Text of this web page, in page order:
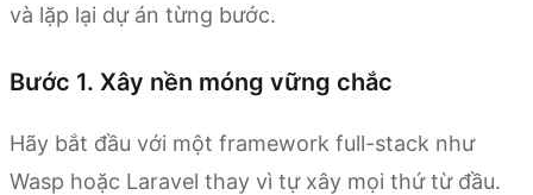
và lặp lại dự án từng bước.
Bước 1. Xây nền móng vững chắc
Hãy bắt đầu với một framework full-stack như
Wasp hoặc Laravel thay vì tự xây mọi thứ từ đầu.